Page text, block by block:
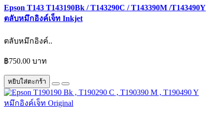
Epson T143 T143190Bk / T143290C / T143390M /T143490Y
ตลับหมึกอิงค์เจ็ท Inkjet
ตลับหมึกอิงค์..
฿750.00 บาท
หยิบใส่ตะกร้า